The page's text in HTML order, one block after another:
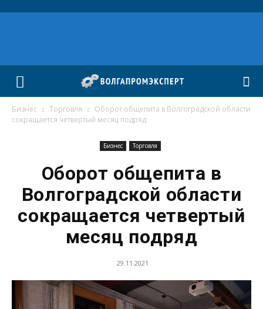
Бизнес Торговля
Оборот общепита в Волгоградской области
сокращается четвертый месяц подряд
Бизнес Торговля
Оборот общепита в
Волгоградской области
сокращается четвертый
месяц подряд
29.11.2021